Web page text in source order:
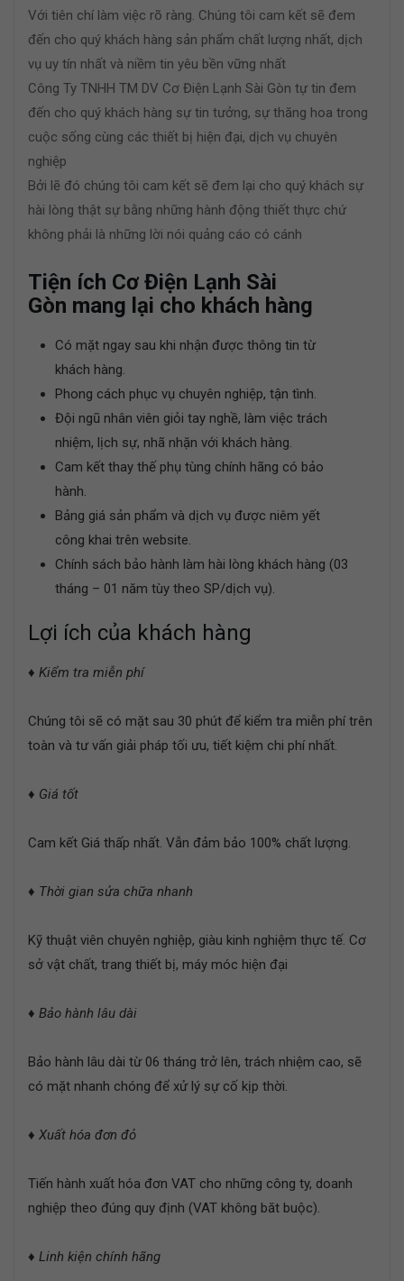
Với tiên chí làm việc rõ ràng. Chúng tôi cam kết sẽ đem
đến cho quý khách hàng sản phẩm chất lượng nhất, dịch
vụ uy tín nhất và niềm tin yêu bền vững nhất
Công Ty TNHH TM DV Cơ Điện Lạnh Sài Gòn tự tin đem
đến cho quý khách hàng sự tin tưởng, sự thăng hoa trong
cuộc sống cùng các thiết bị hiện đại, dịch vụ chuyên
nghiệp
Bởi lẽ đó chúng tôi cam kết sẽ đem lại cho quý khách sự
hài lòng thật sự bằng những hành động thiết thực chứ
không phải là những lời nói quảng cáo có cánh
Tiện ích Cơ Điện Lạnh Sài
Gòn mang lại cho khách hàng
Có mặt ngay sau khi nhận được thông tin từ
khách hàng.
Phong cách phục vụ chuyên nghiệp, tận tình.
Đội ngũ nhân viên giỏi tay nghề, làm việc trách
nhiệm, lịch sự, nhã nhặn với khách hàng.
Cam kết thay thế phụ tùng chính hãng có bảo
hành.
Bảng giá sản phẩm và dịch vụ được niêm yết
công khai trên website.
Chính sách bảo hành làm hài lòng khách hàng (03
tháng – 01 năm tùy theo SP/dịch vụ).
Lợi ích của khách hàng
♦ Kiểm tra miễn phí
Chúng tôi sẽ có mặt sau 30 phút để kiểm tra miễn phí trên
toàn và tư vấn giải pháp tối ưu, tiết kiệm chi phí nhất.
♦ Giá tốt
Cam kết Giá thấp nhất. Vẫn đảm bảo 100% chất lượng.
♦ Thời gian sửa chữa nhanh
Kỹ thuật viên chuyên nghiệp, giàu kinh nghiệm thực tế. Cơ
sở vật chất, trang thiết bị, máy móc hiện đại
♦ Bảo hành lâu dài
Bảo hành lâu dài từ 06 tháng trở lên, trách nhiệm cao, sẽ
có mặt nhanh chóng để xử lý sự cố kịp thời.
♦ Xuất hóa đơn đỏ
Tiến hành xuất hóa đơn VAT cho những công ty, doanh
nghiệp theo đúng quy định (VAT không băt buộc).
♦ Linh kiện chính hãng